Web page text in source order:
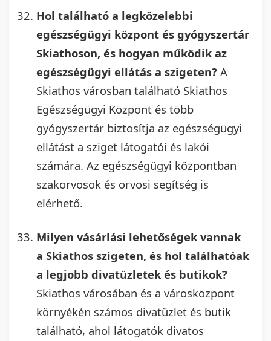
Hol található a legközelebbi
egészségügyi központ és gyógyszertár
Skiathoson, és hogyan működik az
egészségügyi ellátás a szigeten? A
Skiathos városban található Skiathos
Egészségügyi Központ és több
gyógyszertár biztosítja az egészségügyi
ellátást a sziget látogatói és lakói
számára. Az egészségügyi központban
szakorvosok és orvosi segítség is
elérhető.
Milyen vásárlási lehetőségek vannak
a Skiathos szigeten, és hol találhatóak
a legjobb divatüzletek és butikok?
Skiathos városában és a városközpont
környékén számos divatüzlet és butik
található, ahol látogatók divatos